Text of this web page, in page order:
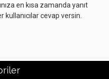
en kısa zamanda yanıt
cevap versin.